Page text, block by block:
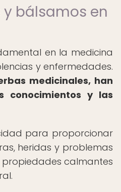
bálsamos en
en la medicina
y enfermedades.
medicinales, han
conocimientos y las
para proporcionar
heridas y problemas
propiedades calmantes